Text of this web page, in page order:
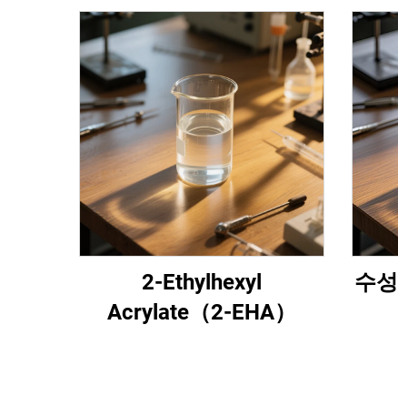
2-Ethylhexyl
Acrylate（2-EHA）
수